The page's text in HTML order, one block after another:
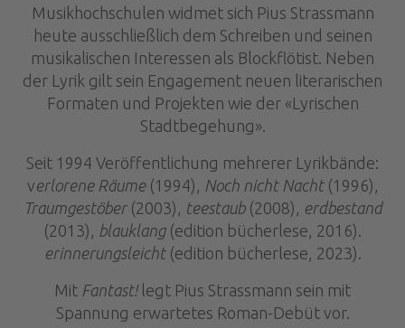
Musikhochschulen widmet sich Pius Strassmann
heute ausschließlich dem Schreiben und seinen
musikalischen Interessen als Blockflötist. Neben
der Lyrik gilt sein Engagement neuen literarischen
Formaten und Projekten wie der «Lyrischen
Stadtbegehung».
Seit 1994 Veröffentlichung mehrerer Lyrikbände:
verlorene Räume(1994), Noch nicht Nacht(1996),
Traumgestöber(2003), teestaub(2008),
erdbestand
(2013), blauklang(edition bücherlese, 2016).
erinnerungsleicht(edition bücherlese, 2023).
Mit Fantast!legt Pius Strassmann sein mit
Spannung erwartetes Roman-Debüt vor.